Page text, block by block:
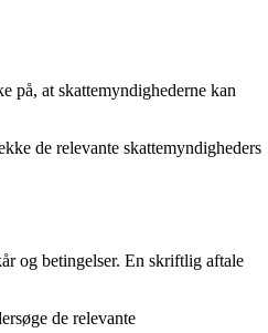
på, at skattemyndighederne kan
de relevante skattemyndigheders
og betingelser. En skriftlig aftale
de relevante